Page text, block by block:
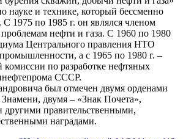
науке и технике, который бессменно
С 1975 по 1985 г. он являлся членом
нефти и газа. С 1960 по 1980
Центрального правления НТО
а с 1965 по 1980 г. –
по разработке нефтяных
СССР.
был отмечен двумя орденами
двумя – «Знак Почета»,
правительственными,
наградами.